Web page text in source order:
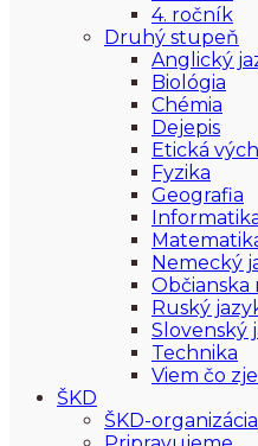
4. ročník
Druhý stupeň
Anglický
Biológia
Chémia
Dejepis
Etická
Fyzika
Geografia
Nemecký
Občianska
Ruský
Slovenský
Technika
Viem čo
ŠKD
ŠKD-organizácia